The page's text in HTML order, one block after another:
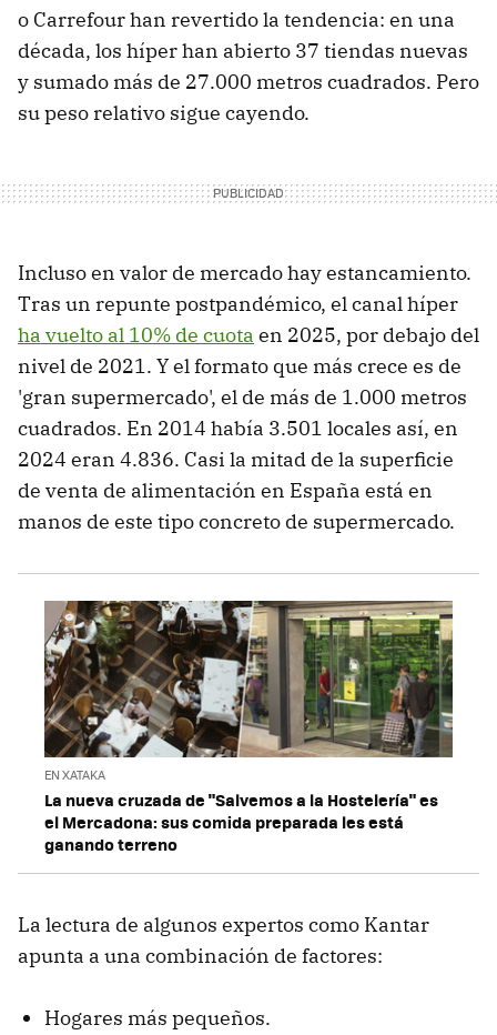
o Carrefour han revertido la tendencia: en una
década, los híper han abierto 37 tiendas nuevas
y sumado más de 27.000 metros cuadrados. Pero
su peso relativo sigue cayendo.
Incluso en valor de mercado hay estancamiento.
Tras un repunte postpandémico, el canal híper
ha vuelto al 10% de cuota en 2025, por debajo del
nivel de 2021. Y el formato que más crece es de
'gran supermercado', el de más de 1.000 metros
cuadrados. En 2014 había 3.501 locales así, en
2024 eran 4.836. Casi la mitad de la superficie
de venta de alimentación en España está en
manos de este tipo concreto de supermercado.
EN XATAKA
La nueva cruzada de "Salvemos a la Hostelería" es
el Mercadona: sus comida preparada les está
ganando terreno
La lectura de algunos expertos como Kantar
apunta a una combinación de factores:
Hogares más pequeños.